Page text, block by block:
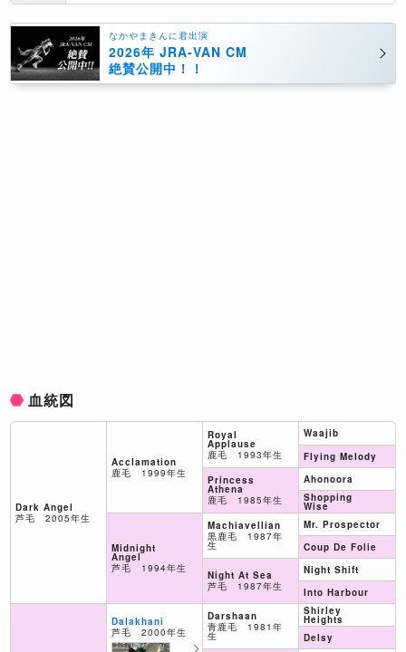
なかやまきんに君出演
2026年 JRA-VAN CM
絶賛公開中！！
血統図
Dark Angel
芦毛 2005年生
Acclamation
鹿毛 1999年生
Midnight
Angel
芦毛 1994年生
Dalakhani
芦毛 2000年生
Royal
Applause
鹿毛 1993年生
Princess
Athena
鹿毛 1985年生
Machiavellian
黒鹿毛 1987年
生
Night At Sea
芦毛 1987年生
Darshaan
青鹿毛 1981年
生
Waajib
Flying Melody
Ahonoora
Shopping
Wise
Mr. Prospector
Coup De Folie
Night Shift
Into Harbour
Shirley
Heights
Delsy